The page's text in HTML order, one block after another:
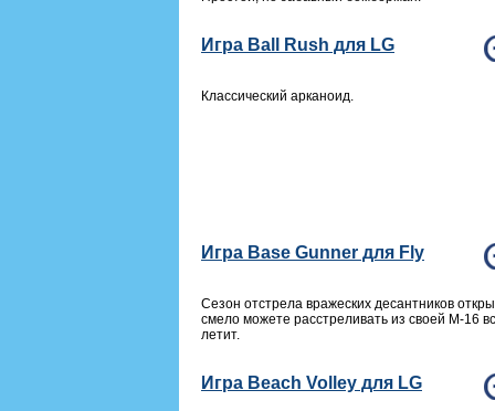
Игра Ball Rush для LG
Классический арканоид.
Игра Base Gunner для Fly
Сезон отстрела вражеских десантников
смело можете расстреливать из своей M-16
летит.
Игра Beach Volley для LG